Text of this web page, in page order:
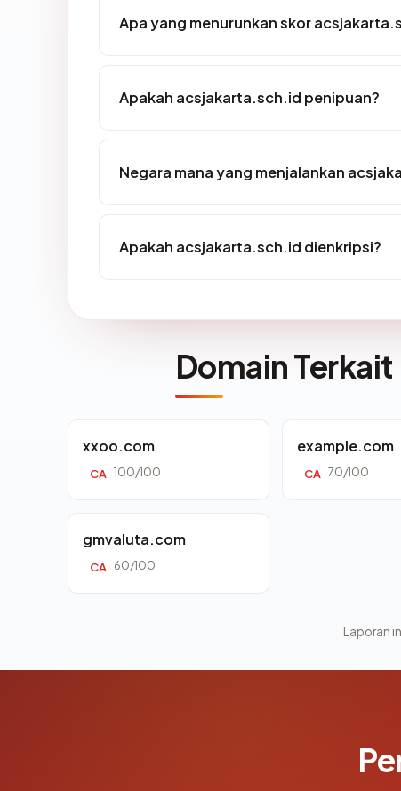
Apa yang menurunkan skor
Apakah acsjakarta.sch.id penipuan?
Negara mana yang menjalankan
Apakah acsjakarta.sch.id dienkripsi?
Domain Terkait
xxoo.com
CA 100/100
example.com
CA 70/100
gmvaluta.com
CA 60/100
Laporan